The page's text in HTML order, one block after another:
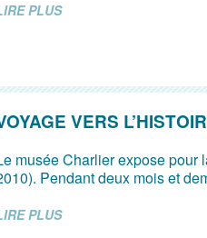
PLUS
VERS
musée Charlier expose pour
Pendant deux mois et
PLUS